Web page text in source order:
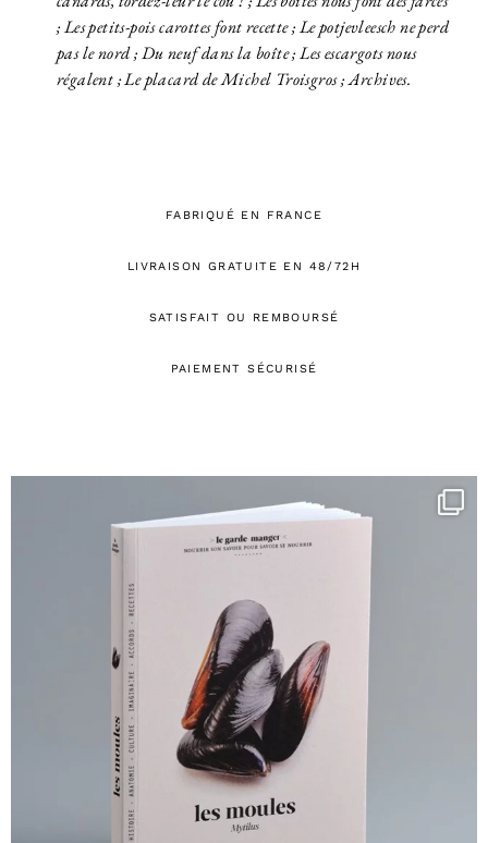
; Les petits-pois carottes font recette ; Le potjevleesch ne perd
pas le nord ; Du neuf dans la boîte ; Les escargots nous
régalent ; Le placard de Michel Troisgros ; Archives.
FABRIQUÉ EN FRANCE
LIVRAISON GRATUITE EN 48/72H
SATISFAIT OU REMBOURSÉ
PAIEMENT SÉCURISÉ